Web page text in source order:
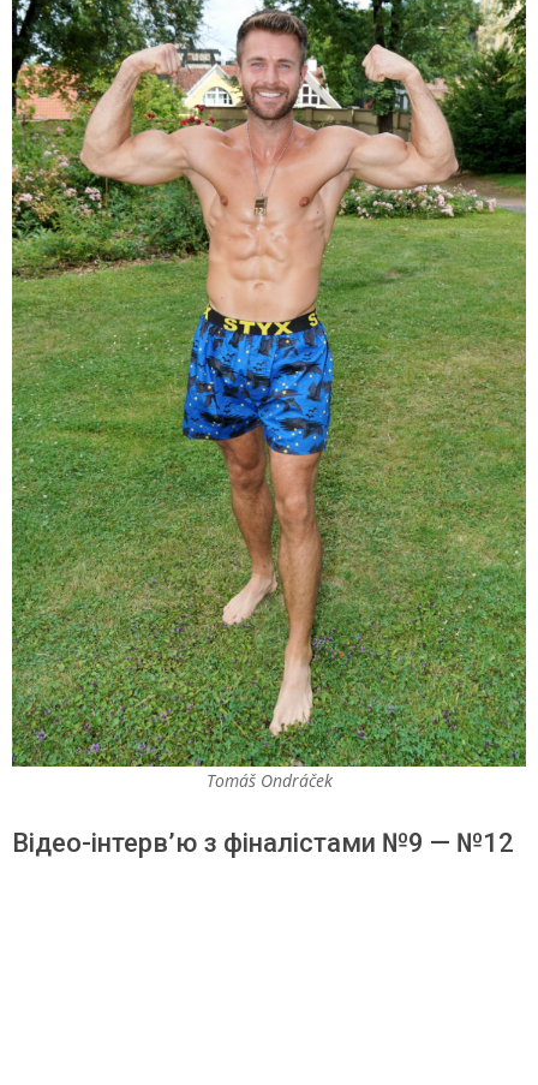
Tomáš Ondráček
Відео-інтерв’ю з фіналістами №9 — №12